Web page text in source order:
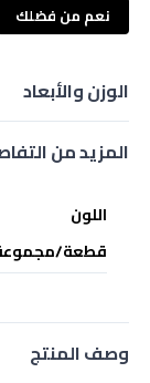
نعم من فضلك
الوزن والأبعاد
المزيد من
اللون
قطعة/
وصف المنتج